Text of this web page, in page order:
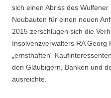
sich einen Abriss des
Neubauten für einen neuen
2015 zerschlugen sich die
Insolvenzverwalters RA Georg
„ernsthaften“
den Gläubigern, Banken und
ausreichte.